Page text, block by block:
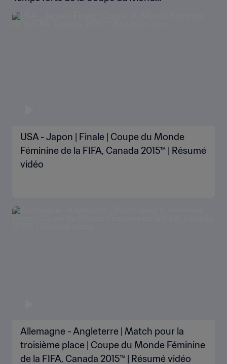
Féminine de la FIFA, Canada 2015™
USA - Japon | Finale | Coupe du Monde
Féminine de la FIFA, Canada 2015™ | Résumé
vidéo
Allemagne - Angleterre | Match pour la
troisième place | Coupe du Monde Féminine
de la FIFA, Canada 2015™ | Résumé vidéo